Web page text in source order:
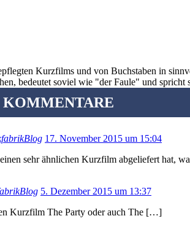
Kurzfilms und von Buchstaben in
bedeutet soviel wie "der Faule" und spricht
KOMMENTARE
17. November 2015 um 15:04
sehr ähnlichen Kurzfilm abgeliefert hat,
5. Dezember 2015 um 13:37
Kurzfilm The Party oder auch The […]